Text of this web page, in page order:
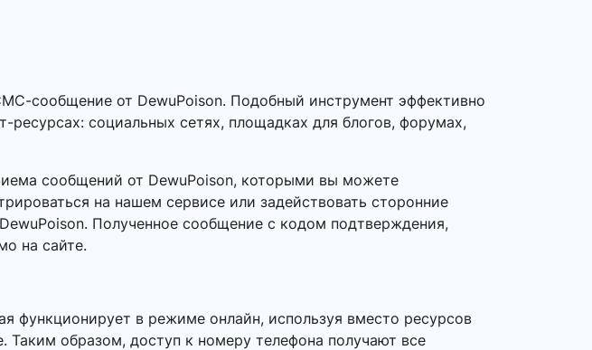
сообщение от DewuPoison. Подобный инструмент эффективно
ресурсах: социальных сетях, площадках для блогов, форумах,
сообщений от DewuPoison, которыми вы можете
на нашем сервисе или задействовать сторонние
Полученное сообщение с кодом подтверждения,
на сайте.
функционирует в режиме онлайн, используя вместо ресурсов
Таким образом, доступ к номеру телефона получают все